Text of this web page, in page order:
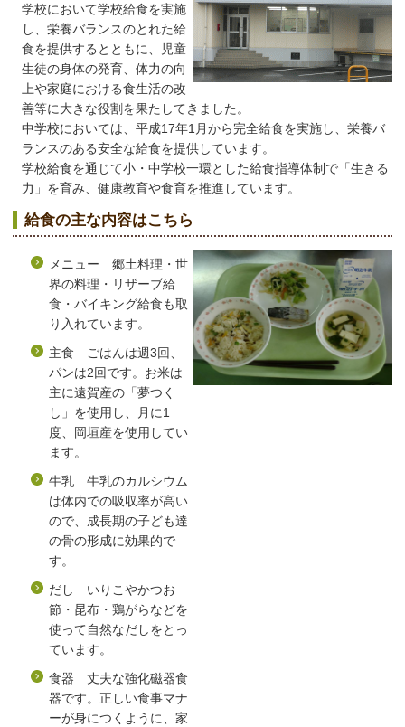
学校において学校給食を実施
し、栄養バランスのとれた給
食を提供するとともに、児童
生徒の身体の発育、体力の向
上や家庭における食生活の改
善等に大きな役割を果たしてきました。
中学校においては、平成17年1月から完全給食を実施し、栄養バ
ランスのある安全な給食を提供しています。
学校給食を通じて小・中学校一環とした給食指導体制で「生きる
力」を育み、健康教育や食育を推進しています。
給食の主な内容はこちら
メニュー 郷土料理・世
界の料理・リザーブ給
食・バイキング給食も取
り入れています。
主食 ごはんは週3回、
パンは2回です。お米は
主に遠賀産の「夢つく
し」を使用し、月に1
度、岡垣産を使用してい
ます。
牛乳 牛乳のカルシウム
は体内での吸収率が高い
ので、成長期の子ども達
の骨の形成に効果的で
す。
だし いりこやかつお
節・昆布・鶏がらなどを
使って自然なだしをとっ
ています。
食器 丈夫な強化磁器食
器です。正しい食事マナ
ーが身につくように、家